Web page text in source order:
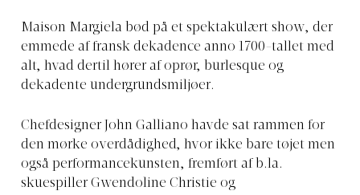
Maison Margiela bød på et spektakulært show, der
emmede af fransk dekadence anno 1700-tallet med
alt, hvad dertil hører af oprør, burlesque og
dekadente undergrundsmiljøer.
Chefdesigner John Galliano havde sat rammen for
den mørke overdådighed, hvor ikke bare tøjet men
også performancekunsten, fremført af b.la.
skuespiller Gwendoline Christie og